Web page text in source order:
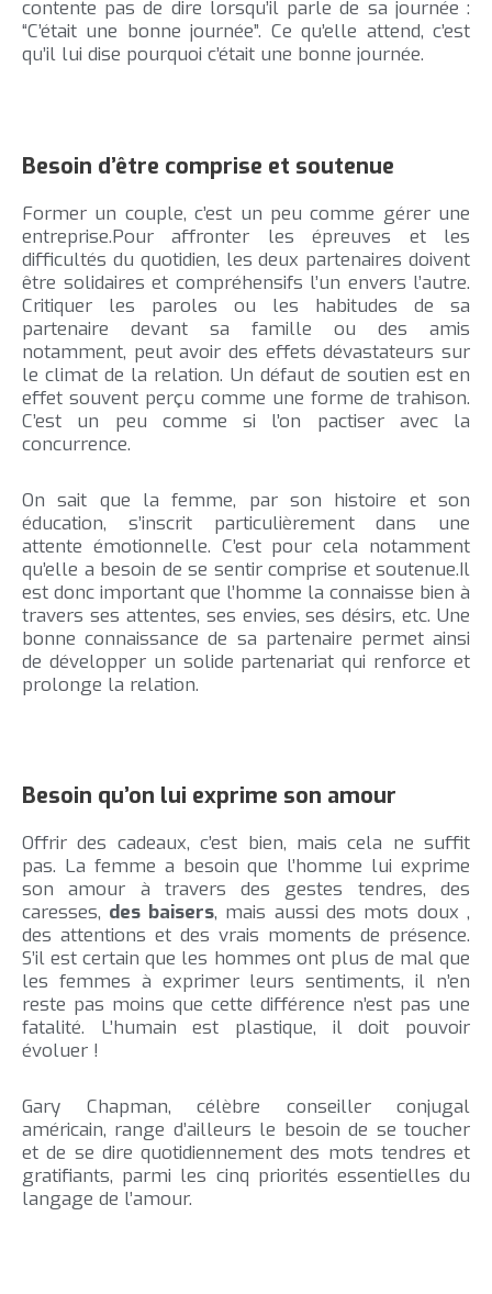
contente pas de dire lorsqu’il parle de sa journée :
“C’était une bonne journée”. Ce qu’elle attend, c’est
qu’il lui dise pourquoi c’était une bonne journée.
Besoin d’être comprise et soutenue
Former un couple, c’est un peu comme gérer une
entreprise.Pour affronter les épreuves et les
difficultés du quotidien, les deux partenaires doivent
être solidaires et compréhensifs l’un envers l’autre.
Critiquer les paroles ou les habitudes de sa
partenaire devant sa famille ou des amis
notamment, peut avoir des effets dévastateurs sur
le climat de la relation. Un défaut de soutien est en
effet souvent perçu comme une forme de trahison.
C’est un peu comme si l’on pactiser avec la
concurrence.
On sait que la femme, par son histoire et son
éducation, s’inscrit particulièrement dans une
attente émotionnelle. C’est pour cela notamment
qu’elle a besoin de se sentir comprise et soutenue.Il
est donc important que l’homme la connaisse bien à
travers ses attentes, ses envies, ses désirs, etc. Une
bonne connaissance de sa partenaire permet ainsi
de développer un solide partenariat qui renforce et
prolonge la relation.
Besoin qu’on lui exprime son amour
Offrir des cadeaux, c’est bien, mais cela ne suffit
pas. La femme a besoin que l’homme lui exprime
son amour à travers des gestes tendres, des
caresses, des baisers, mais aussi des mots doux ,
des attentions et des vrais moments de présence.
S’il est certain que les hommes ont plus de mal que
les femmes à exprimer leurs sentiments, il n’en
reste pas moins que cette différence n’est pas une
fatalité. L’humain est plastique, il doit pouvoir
évoluer !
Gary Chapman, célèbre conseiller conjugal
américain, range d’ailleurs le besoin de se toucher
et de se dire quotidiennement des mots tendres et
gratifiants, parmi les cinq priorités essentielles du
langage de l’amour.